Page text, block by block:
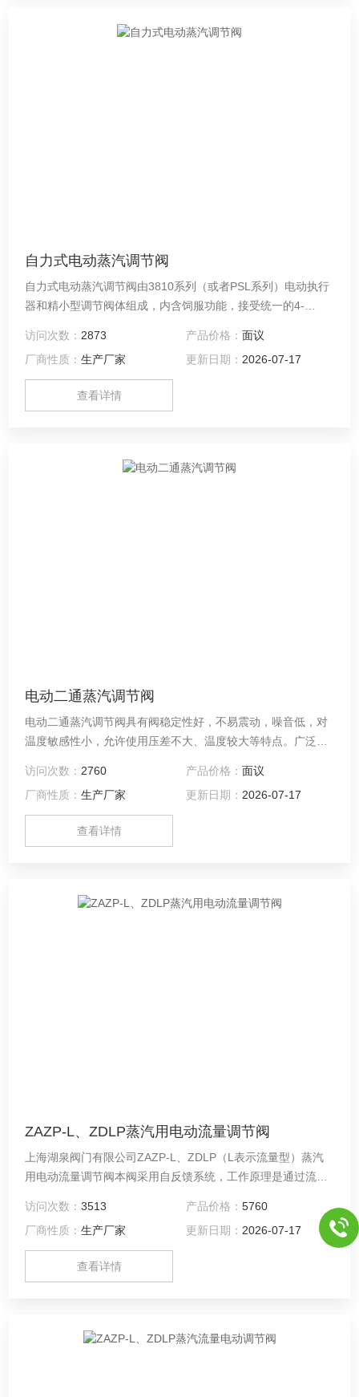
自力式电动蒸汽调节阀
自力式电动蒸汽调节阀由3810系列（或者PSL系列）电动执行
器和精小型调节阀体组成，内含饲服功能，接受统一的4-
线位移，自动地控制调节阀开度，达到对管道内流体的压力、
流量、温度、液位等工艺参数的连续调节。
访问次数： 2873 产品价格： 面议
厂商性质：生产厂家 更新日期： 2026-07-17
查看详情
电动二通蒸汽调节阀
电动二通蒸汽调节阀具有阀稳定性好，不易震动，噪音低，对
温度敏感性小，允许使用压差不大、温度较大等特点。广泛使
访问次数： 2760 产品价格： 面议
厂商性质：生产厂家 更新日期： 2026-07-17
查看详情
ZAZP-L、ZDLP蒸汽用电动流量调节阀
上海湖泉阀门有限公司ZAZP-L、ZDLP（L表示流量型）蒸汽
用电动流量调节阀本阀采用自反馈系统，工作原理是通过流量
20mA的标准控制信号来控制气动薄膜调节阀的开启度，实行
自动PID调节和控制，改变被调介质流量，使被控工艺参数保
持在给定值。电动流量调节阀配用不同的执行机构可分为普通
型和电子型两种，调节器及流量计品种也很多，可根据工况而
访问次数：3513 产品价格： 5760
厂商性质：生产厂家 更新日期： 2026-07-17
查看详情